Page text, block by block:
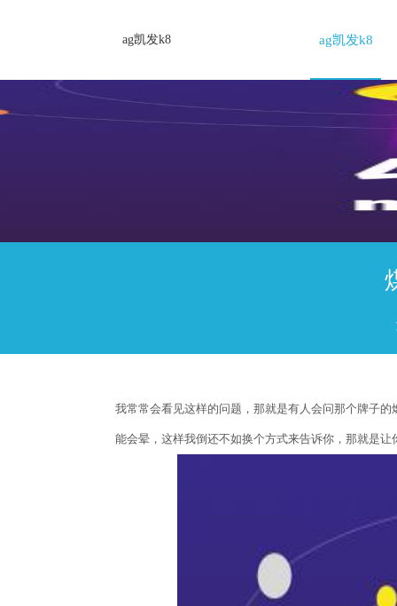
ag凯发k8 ag凯发k8
我常常会看见这样的问题，那就是有人会问那个牌子
能会晕，这样我倒还不如换个方式来告诉你，那就是